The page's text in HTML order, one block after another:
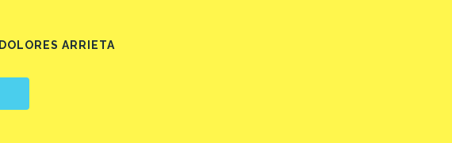
DOLORES ARRIETA